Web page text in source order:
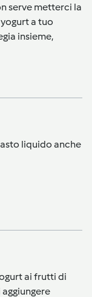
serve metterci la
a tuo
insieme,
liquido anche
ai frutti di